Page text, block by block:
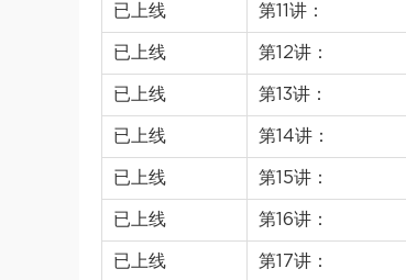
已上线 第11讲：
已上线 第12讲：
已上线 第13讲：
已上线 第14讲：
已上线 第15讲：
已上线 第16讲：
已上线 第17讲：